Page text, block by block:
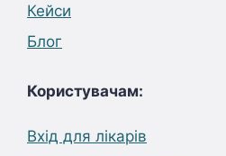
Кейси
Блог
Користувачам:
Вхід для лікарів